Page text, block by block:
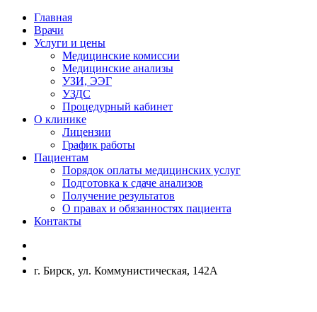
Главная
Врачи
Услуги и цены
Медицинские комиссии
Медицинские анализы
УЗИ, ЭЭГ
УЗДС
Процедурный кабинет
О клинике
Лицензии
График работы
Пациентам
Порядок оплаты медицинских услуг
Подготовка к сдаче анализов
Получение результатов
О правах и обязанностях пациента
Контакты
г. Бирск, ул. Коммунистическая, 142А